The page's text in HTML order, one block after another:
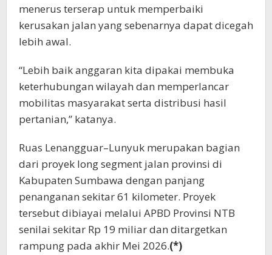
menerus terserap untuk memperbaiki
kerusakan jalan yang sebenarnya dapat dicegah
lebih awal.
“Lebih baik anggaran kita dipakai membuka
keterhubungan wilayah dan memperlancar
mobilitas masyarakat serta distribusi hasil
pertanian,” katanya.
Ruas Lenangguar–Lunyuk merupakan bagian
dari proyek long segment jalan provinsi di
Kabupaten Sumbawa dengan panjang
penanganan sekitar 61 kilometer. Proyek
tersebut dibiayai melalui APBD Provinsi NTB
senilai sekitar Rp 19 miliar dan ditargetkan
rampung pada akhir Mei 2026.(*)